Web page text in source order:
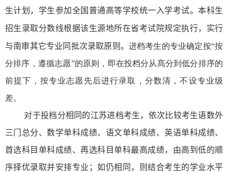
生计划，学生参加全国普通高等学校统一入学考试。本科生
招生录取分数线根据该生源地所在省考试院规定执行，实行
与南审其它专业同批次录取原则。 进档考生的专业确定按“按
分排序，遵循志愿”的原则，即在投档分从髙分到低分排序的
前提下，按专业志愿先后进行录取，分数清，不设专业级
差。
对于投档分相同的江苏进档考生，依次比较考生语数外
三门总分、数学单科成绩、语文单科成绩、 英语单科成绩、
首选科目单科成绩、再选科目单科最高成绩，由高到低的顺
序择优录取并安排专业；如仍相同，则结合考生的学业水平